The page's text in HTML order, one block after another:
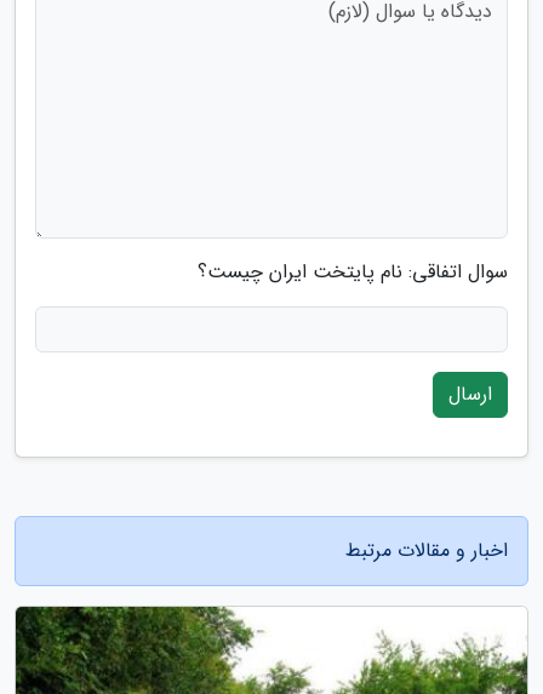
سوال اتفاقی: نام پایتخت ایران چیست؟
ارسال
اخبار و مقالات مرتبط